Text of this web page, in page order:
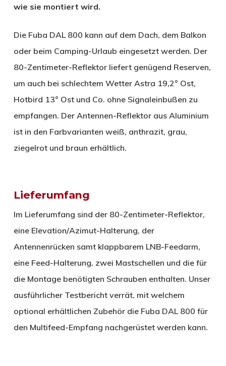
wie sie montiert wird.
Die Fuba DAL 800 kann auf dem Dach, dem Balkon
oder beim Camping-Urlaub eingesetzt werden. Der
80-Zentimeter-Reflektor liefert genügend Reserven,
um auch bei schlechtem Wetter Astra 19,2° Ost,
Hotbird 13° Ost und Co. ohne Signaleinbußen zu
empfangen. Der Antennen-Reflektor aus Aluminium
ist in den Farbvarianten weiß, anthrazit, grau,
ziegelrot und braun erhältlich.
Lieferumfang
Im Lieferumfang sind der 80-Zentimeter-Reflektor,
eine Elevation/Azimut-Halterung, der
Antennenrücken samt klappbarem LNB-Feedarm,
eine Feed-Halterung, zwei Mastschellen und die für
die Montage benötigten Schrauben enthalten. Unser
ausführlicher Testbericht verrät, mit welchem
optional erhältlichen Zubehör die Fuba DAL 800 für
den Multifeed-Empfang nachgerüstet werden kann.